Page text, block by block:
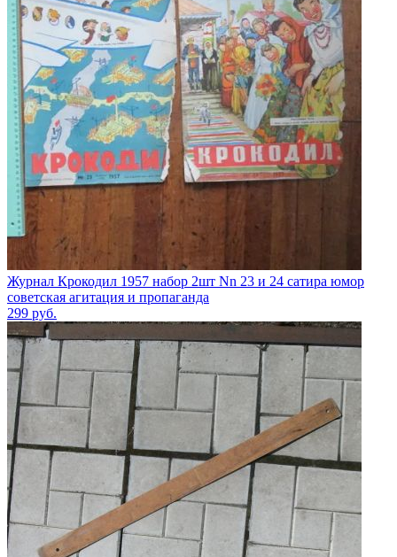
Журнал Крокодил 1957 набор 2шт Nn 23 и 24 сатира юмор
советская агитация и пропаганда
299 руб.